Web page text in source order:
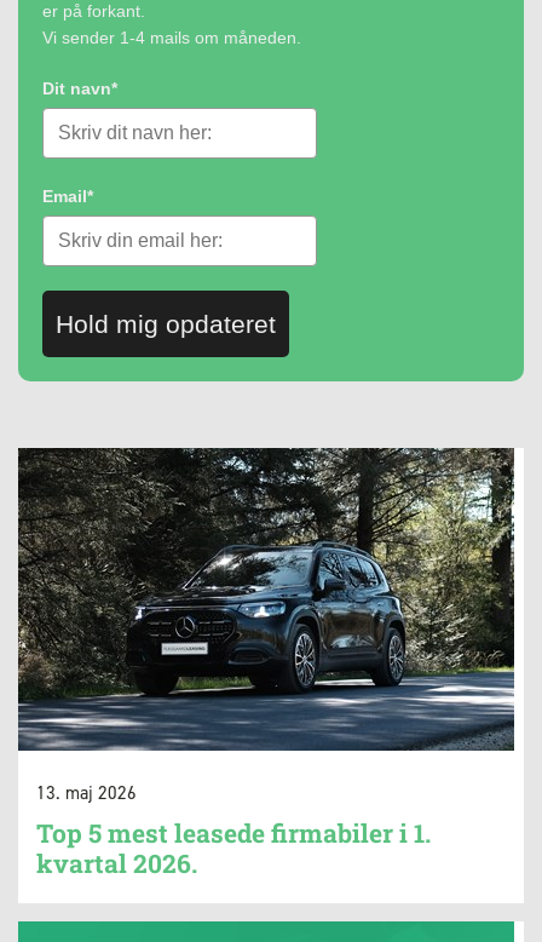
er på forkant.
Vi sender 1-4 mails om måneden.
Dit navn*
Email*
Hold mig opdateret
13. maj 2026
Top 5 mest leasede firmabiler i 1.
kvartal 2026.